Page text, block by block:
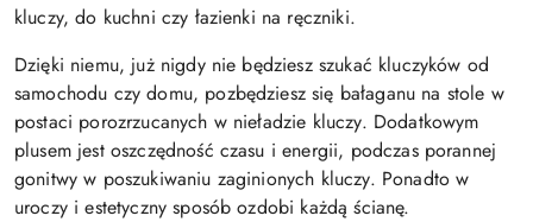
kluczy, do kuchni czy łazienki na ręczniki.
Dzięki niemu, już nigdy nie będziesz szukać kluczyków od
samochodu czy domu, pozbędziesz się bałaganu na stole w
postaci porozrzucanych w nieładzie kluczy. Dodatkowym
plusem jest oszczędność czasu i energii, podczas porannej
gonitwy w poszukiwaniu zaginionych kluczy. Ponadto w
uroczy i estetyczny sposób ozdobi każdą ścianę.